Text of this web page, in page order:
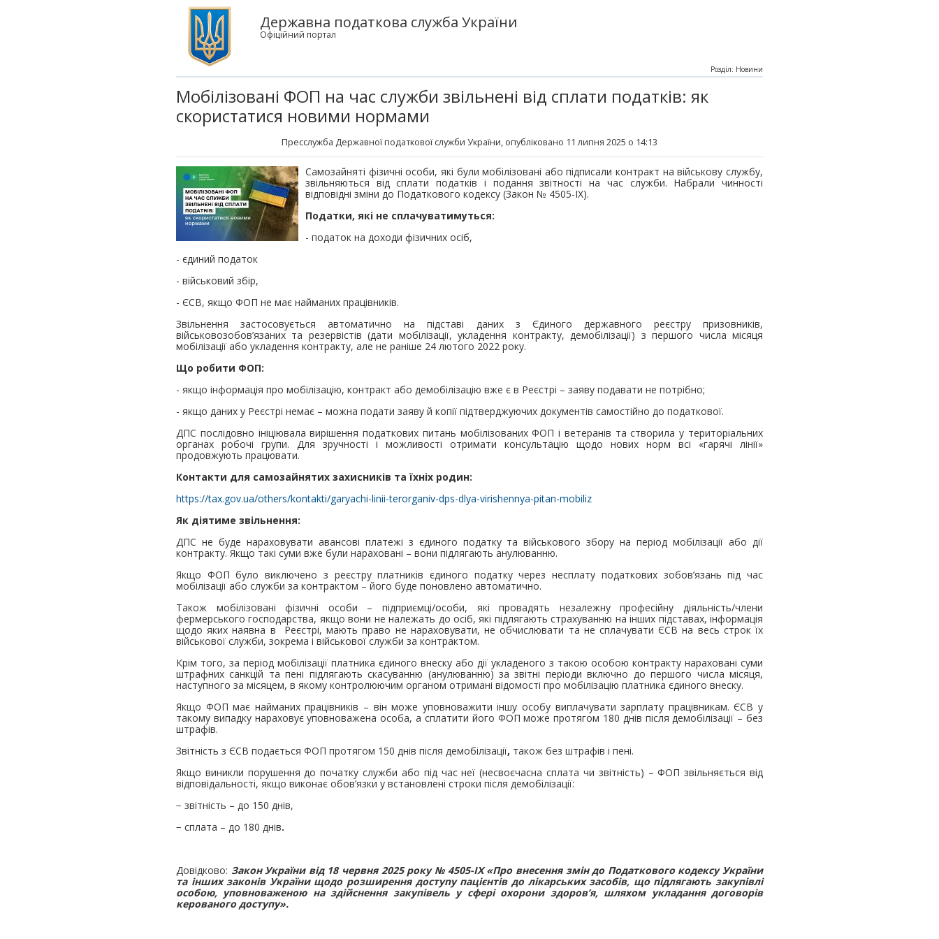
Державна податкова служба України
Офіційний портал
Мобілізовані ФОП на час служби звільнені від сплати податків: як
скористатися новими нормами
Пресслужба Державної податкової служби України, опубліковано 11 липня 2025 о 14:13
Розділ: Новини
Самозайняті фізичні особи, які були мобілізовані або підписали контракт на військову службу,
звільняються від сплати податків і подання звітності на час служби. Набрали чинності
відповідні зміни до Податкового кодексу (Закон № 4505-ІХ).
Податки, які не сплачуватимуться:
- податок на доходи фізичних осіб,
- єдиний податок
- військовий збір,
- ЄСВ, якщо ФОП не має найманих працівників.
Звільнення застосовується автоматично на підставі даних з Єдиного державного реєстру призовників,
військовозобов’язаних та резервістів (дати мобілізації, укладення контракту, демобілізації) з першого числа місяця
мобілізації або укладення контракту, але не раніше 24 лютого 2022 року.
Що робити ФОП:
- якщо інформація про мобілізацію, контракт або демобілізацію вже є в Реєстрі – заяву подавати не потрібно;
- якщо даних у Реєстрі немає – можна подати заяву й копії підтверджуючих документів самостійно до податкової.
ДПС послідовно ініціювала вирішення податкових питань мобілізованих ФОП і ветеранів та створила у територіальних
органах робочі групи. Для зручності і можливості отримати консультацію щодо нових норм всі «гарячі лінії»
продовжують працювати.
Контакти для самозайнятих захисників та їхніх родин:
https://tax.gov.ua/others/kontakti/garyachi-linii-terorganiv-dps-dlya-virishennya-pitan-mobiliz
Як діятиме звільнення:
ДПС не буде нараховувати авансові платежі з єдиного податку та військового збору на період мобілізації або дії
контракту. Якщо такі суми вже були нараховані – вони підлягають анулюванню.
Якщо ФОП було виключено з реєстру платників єдиного податку через несплату податкових зобов’язань під час
мобілізації або служби за контрактом – його буде поновлено автоматично.
Також мобілізовані фізичні особи – підприємці/особи, які провадять незалежну професійну діяльність/члени
фермерського господарства, якщо вони не належать до осіб, які підлягають страхуванню на інших підставах, інформація
щодо яких наявна в Реєстрі, мають право не нараховувати, не обчислювати та не сплачувати ЄСВ на весь строк їх
військової служби, зокрема і військової служби за контрактом.
Крім того, за період мобілізації платника єдиного внеску або дії укладеного з такою особою контракту нараховані суми
штрафних санкцій та пені підлягають скасуванню (анулюванню) за звітні періоди включно до першого числа місяця,
наступного за місяцем, в якому контролюючим органом отримані відомості про мобілізацію платника єдиного внеску.
Якщо ФОП має найманих працівників – він може уповноважити іншу особу виплачувати зарплату працівникам. ЄСВ у
такому випадку нараховує уповноважена особа, а сплатити його ФОП може протягом 180 днів після демобілізації – без
штрафів.
Звітність з ЄСВ подається ФОП протягом 150 днів після демобілізації, також без штрафів і пені.
Якщо виникли порушення до початку служби або під час неї (несвоєчасна сплата чи звітність) – ФОП звільняється від
відповідальності, якщо виконає обов’язки у встановлені строки після демобілізації:
− звітність – до 150 днів,
− сплата – до 180 днів.
Довідково: Закон України від 18 червня 2025 року № 4505-ІХ «Про внесення змін до Податкового кодексу України
та інших законів України щодо розширення доступу пацієнтів до лікарських засобів, що підлягають закупівлі
особою, уповноваженою на здійснення закупівель у сфері охорони здоров’я, шляхом укладання договорів
керованого доступу».